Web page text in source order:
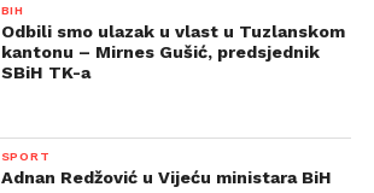
BIH
Odbili smo ulazak u vlast u Tuzlanskom
kantonu – Mirnes Gušić, predsjednik
SBiH TK-a
SPORT
Adnan Redžović u Vijeću ministara BiH